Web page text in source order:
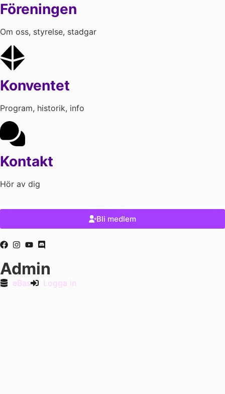
Föreningen
Om oss, styrelse, stadgar
Konventet
Program, historik, info
Kontakt
Hör av dig
Bli medlem
Admin
eBas Logga in